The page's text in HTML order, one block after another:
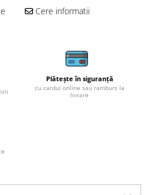
Cere informatii
Plătește în siguranță
cu cardul online sau ramburs la
livrare